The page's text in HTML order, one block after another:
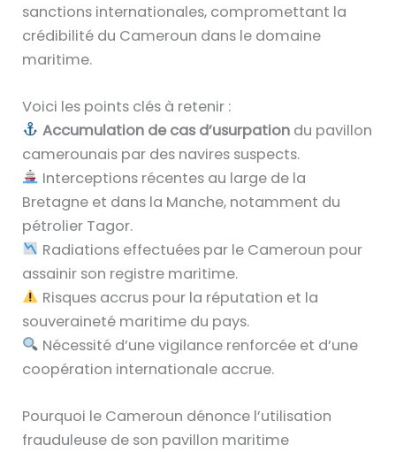
sanctions internationales, compromettant la
crédibilité du Cameroun dans le domaine
maritime.
Voici les points clés à retenir :
Accumulation de cas d’usurpationdu pavillon
camerounais par des navires suspects.
Interceptions récentes au large de la
Bretagne et dans la Manche, notamment du
pétrolier Tagor.
Radiations effectuées par le Cameroun pour
assainir son registre maritime.
Risques accrus pour la réputation et la
souveraineté maritime du pays.
Nécessité d’une vigilance renforcée et d’une
coopération internationale accrue.
Pourquoi le Cameroun dénonce l’utilisation
frauduleuse de son pavillon maritime